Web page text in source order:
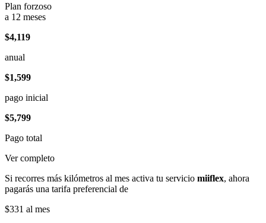
Plan forzoso
a 12 meses
$4,119
anual
$1,599
pago inicial
$5,799
Pago total
Ver completo
Si recorres más kilómetros al mes activa tu servicio miiflex, ahora
pagarás una tarifa preferencial de
$331 al mes